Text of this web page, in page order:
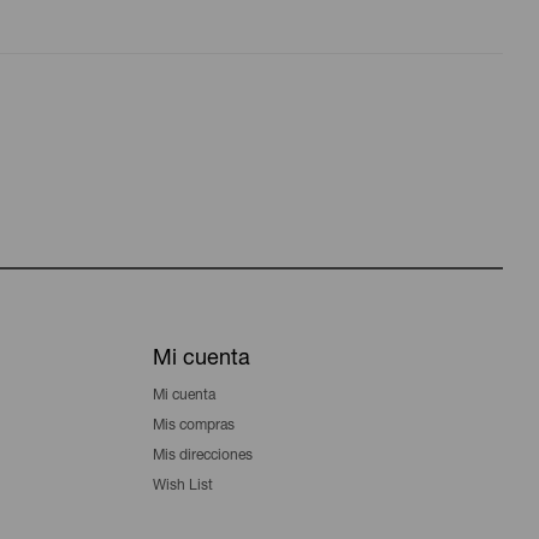
Mi cuenta
Mi cuenta
Mis compras
Mis direcciones
Wish List